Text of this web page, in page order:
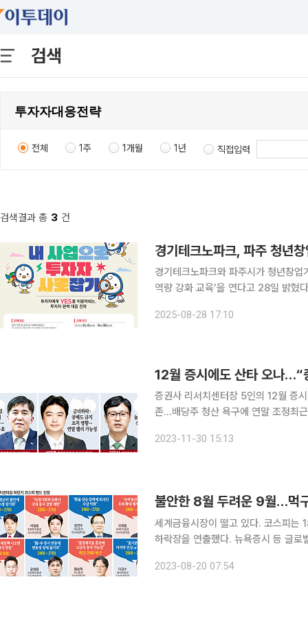
검색
전체 1주 1개월 1년 직접입력
검색결과 총 3 건
경기테크노파크, 파주 청년
경기테크노파크와 파주시가 청년창
역량 강화 교육’을 연다고 28일 밝혔다. 이번 과정은 투자자 미팅과 IR발표 현장에서 바로
를 이끌어내는, 투자자 완벽 대응전략
2025-08-28 17:10
증권사 리서치센터장 5인의 12월 증
존…배당주 청산 욕구에 연말 조정최
전망이 엇갈리고 있다. 연말·연초에
2023-11-30 15:13
불안한 8월 두려운 9월…먹
세계금융시장이 떨고 있다. 코스피
하락장을 연출했다. 뉴욕증시 등 글로
로 촉발된 ‘경제 쇼크’ 공포와 미국의
2023-08-20 07:54